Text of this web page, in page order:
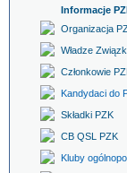
Informacje
Organizacja
Władze
Członkowie
Kandydaci do
Składki PZK
CB QSL PZK
Kluby